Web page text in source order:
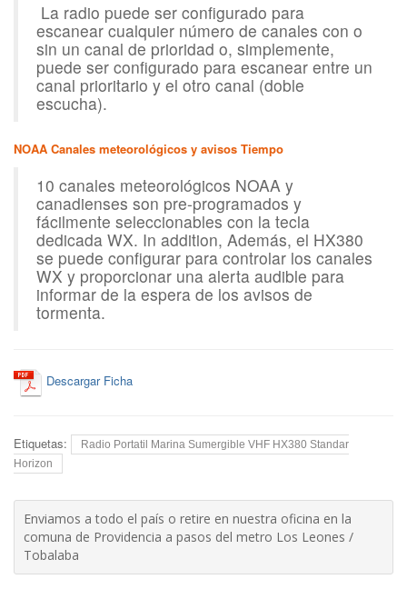
La radio puede ser configurado para
escanear cualquier número de canales con o
sin un canal de prioridad o, simplemente,
puede ser configurado para escanear entre un
canal prioritario y el otro canal (doble
escucha).
NOAA Canales meteorológicos y avisos Tiempo
10 canales meteorológicos NOAA y
canadienses son pre-programados y
fácilmente seleccionables con la tecla
dedicada WX. In addition, Además, el HX380
se puede configurar para controlar los canales
WX y proporcionar una alerta audible para
informar de la espera de los avisos de
tormenta.
Descargar Ficha
Etiquetas:
Radio Portatil Marina Sumergible VHF HX380 Standar
Horizon
Enviamos a todo el país o retire en nuestra oficina en la
comuna de Providencia a pasos del metro Los Leones /
Tobalaba